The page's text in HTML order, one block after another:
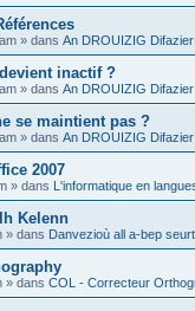
» dans An DROUIZIG Difazier
inactif ?
» dans An DROUIZIG Difazier
se maintient pas ?
» dans An DROUIZIG Difazier
2007
» dans L'informatique en
Kelenn
» dans Danvezioù all a-bep seurt
» dans COL - Correcteur